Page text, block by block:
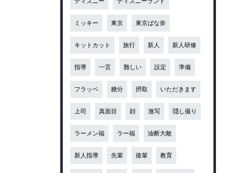
ミッキー 東京 東京ばな奈
キットカット 旅行 新人 新人研修
指導 一言 難しい 設定 準備
フラッペ 糖分 摂取 いただきます
上司 真面目 顔 激写 隠し撮り
ラーメン福 ラー福 油断大敵
新人指導 先輩 後輩 教育